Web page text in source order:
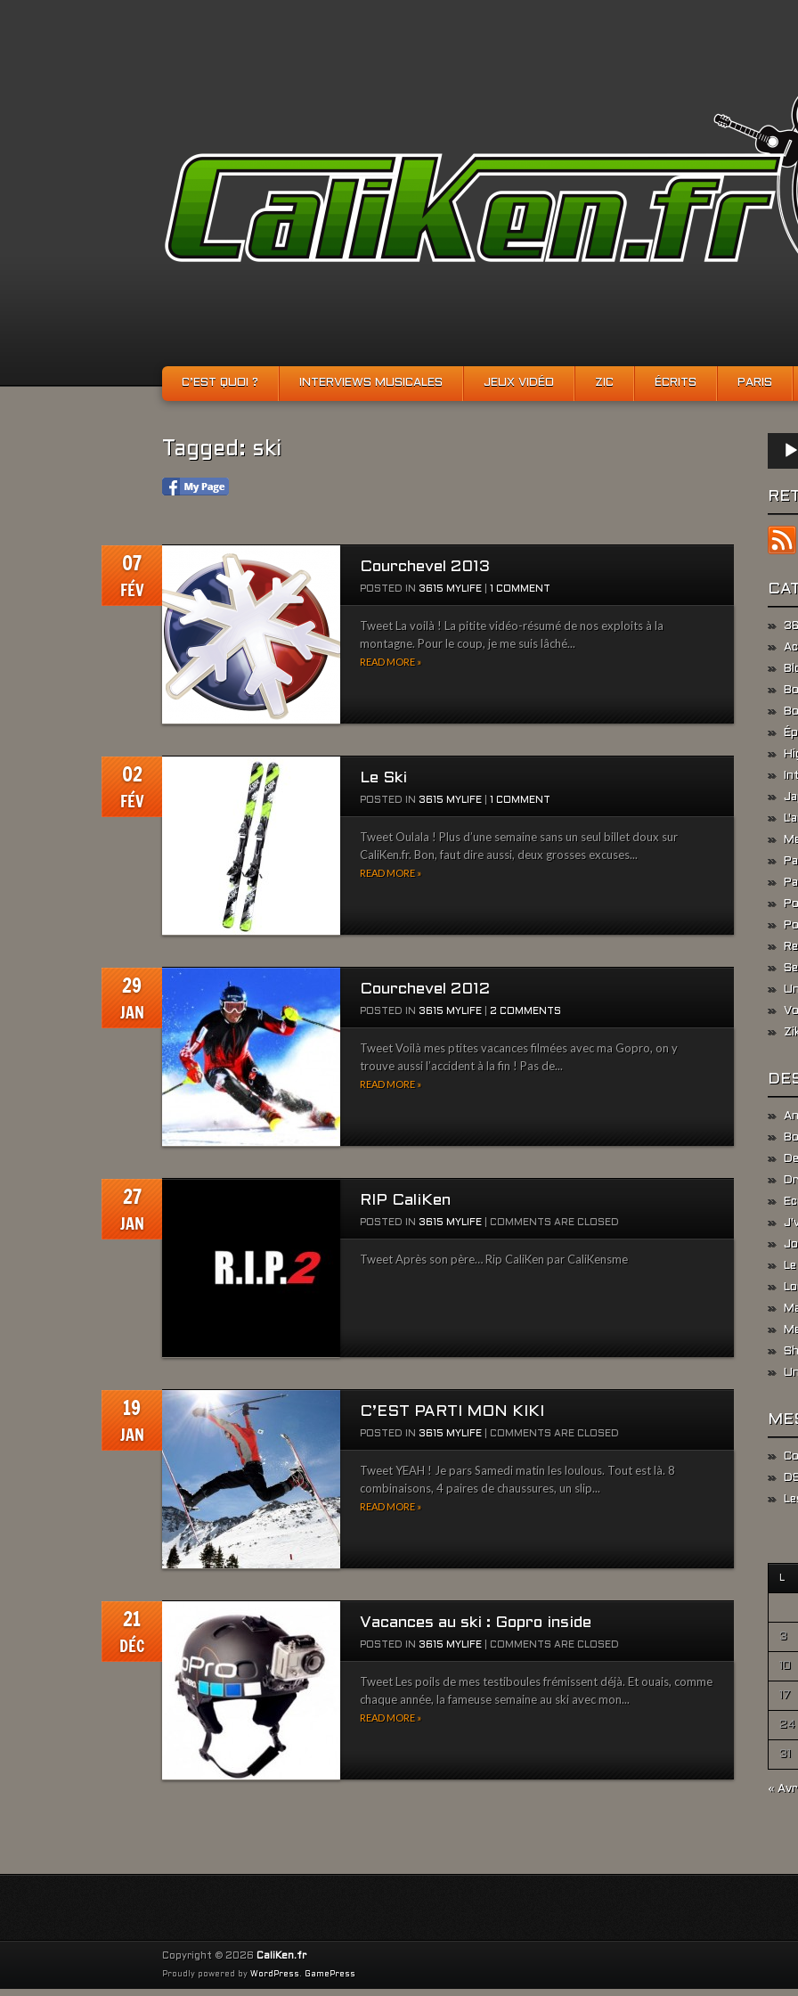
C’EST QUOI ? INTERVIEWS MUSICALES JEUX VIDÉO ZIC ÉCRITS PARIS
Tagged: ski
07
FÉV
Courchevel 2013
POSTED IN 3615 MYLIFE 1 COMMENT
Tweet La voilà ! La pitite vidéo-résumé de nos exploits à la
montagne. Pour le coup, je me suis lâché...
READ MORE »
02
FÉV
Le Ski
POSTED IN 3615 MYLIFE 1 COMMENT
Tweet Oulala ! Plus d’une semaine sans un seul billet doux sur
CaliKen.fr. Bon, faut dire aussi, deux grosses excuses...
READ MORE »
29
JAN
Courchevel 2012
POSTED IN 3615 MYLIFE 2 COMMENTS
Tweet Voilà mes ptites vacances filmées avec ma Gopro, on y
trouve aussi l’accident à la fin ! Pas de...
READ MORE »
27
JAN
RIP CaliKen
POSTED IN 3615 MYLIFE COMMENTS ARE CLOSED
Tweet Après son père… Rip CaliKen par CaliKensme
19
JAN
C’EST PARTI MON KIKI
POSTED IN 3615 MYLIFE COMMENTS ARE CLOSED
Tweet YEAH ! Je pars Samedi matin les loulous. Tout est là. 8
combinaisons, 4 paires de chaussures, un slip...
READ MORE »
21
DÉC
Vacances au ski : Gopro inside
POSTED IN 3615 MYLIFE COMMENTS ARE CLOSED
Tweet Les poils de mes testiboules frémissent déjà. Et ouais, comme
chaque année, la fameuse semaine au ski avec mon...
READ MORE »
audio
L
3
10
17
24
31
« Avr
Copyright © 2026 CaliKen.fr
Proudly powered by WordPress . GamePress